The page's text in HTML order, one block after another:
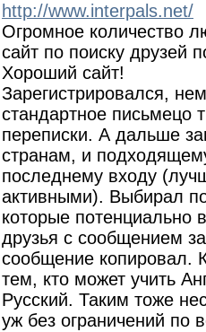
http://www.interpals.net/
Огромное количество
сайт по поиску друзей
Хороший сайт!
Зарегистрировался,
стандартное письмецо
переписки. А дальше
странам, и
последнему входу
активными). Выбирал
которые потенциально
друзья с сообщением
сообщение копировал.
тем, кто может учить
Русский. Таким тоже
уж без ограничений по